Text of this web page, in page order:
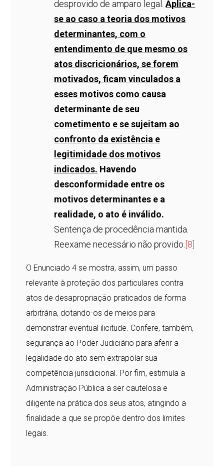
desprovido de amparo legal.Aplica-
se ao caso a teoria dos motivos
determinantes, com o
entendimento de que mesmo os
atos discricionários, se forem
motivados, ficam vinculados a
esses motivos como causa
determinante de seu
cometimento e se sujeitam ao
confronto da existência e
legitimidade dos motivos
indicados. Havendo
desconformidade entre os
motivos determinantes e a
realidade, o ato é inválido.
Sentença de procedência mantida.
Reexame necessário não provido. [8]
O Enunciado 4 se mostra, assim, um passo
relevante à proteção dos particulares contra
atos de desapropriação praticados de forma
arbitrária, dotando-os de meios para
demonstrar eventual ilicitude. Confere, também,
segurança ao Poder Judiciário para aferir a
legalidade do ato sem extrapolar sua
competência jurisdicional. Por fim, estimula a
Administração Pública a ser cautelosa e
diligente na prática dos seus atos, atingindo a
finalidade a que se propõe dentro dos limites
legais.